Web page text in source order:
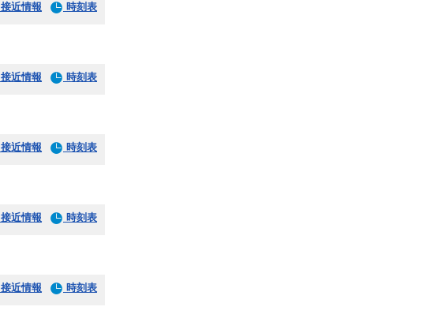
接近情報 時刻表
接近情報 時刻表
接近情報 時刻表
接近情報 時刻表
接近情報 時刻表